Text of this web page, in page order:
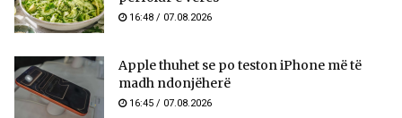
16:48 / 07.08.2026
Apple thuhet se po teston iPhone më të
madh ndonjëherë
16:45 / 07.08.2026